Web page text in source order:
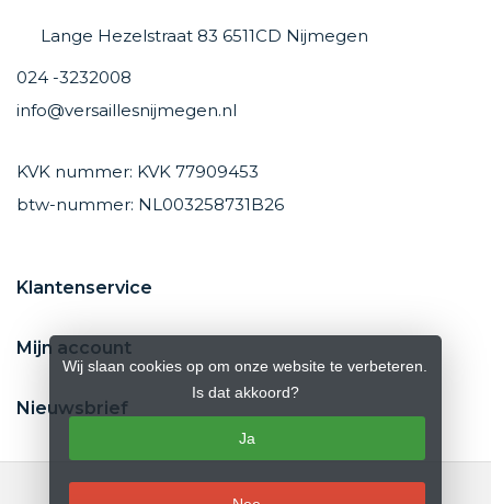
Lange Hezelstraat 83 6511CD Nijmegen
024 -3232008
info@versaillesnijmegen.nl
KVK nummer: KVK 77909453
btw-nummer: NL003258731B26
Klantenservice
Mijn account
Nieuwsbrief
Wij slaan cookies op om onze website te verbeteren.
Is dat akkoord?
Ja